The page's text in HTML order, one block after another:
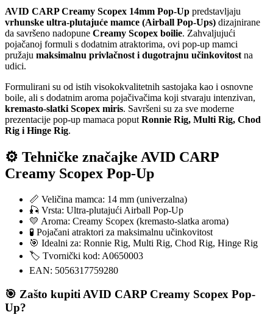
AVID CARP Creamy Scopex 14mm Pop-Up predstavljaju
vrhunske ultra-plutajuće mamce (Airball Pop-Ups) dizajnirane
da savršeno nadopune Creamy Scopex boilie. Zahvaljujući
pojačanoj formuli s dodatnim atraktorima, ovi pop-up mamci
pružaju maksimalnu privlačnost i dugotrajnu učinkovitost na
udici.
Formulirani su od istih visokokvalitetnih sastojaka kao i osnovne
boile, ali s dodatnim aroma pojačivačima koji stvaraju intenzivan,
kremasto-slatki Scopex miris. Savršeni su za sve moderne
prezentacije pop-up mamaca poput Ronnie Rig, Multi Rig, Chod
Rig i Hinge Rig.
⚙️ Tehničke značajke AVID CARP
Creamy Scopex Pop-Up
📏 Veličina mamca: 14 mm (univerzalna)
🎣 Vrsta: Ultra-plutajući Airball Pop-Up
💛 Aroma: Creamy Scopex (kremasto-slatka aroma)
🧪 Pojačani atraktori za maksimalnu učinkovitost
🎯 Idealni za: Ronnie Rig, Multi Rig, Chod Rig, Hinge Rig
🏷️ Tvornički kod: A0650003
EAN: 5056317759280
🎯 Zašto kupiti AVID CARP Creamy Scopex Pop-
Up?